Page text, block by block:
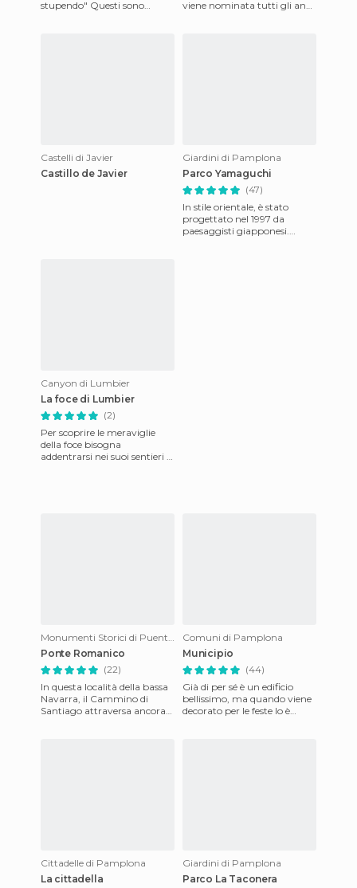
stupendo" Questi sono
viene nominata tutti gli anni
Castelli di Javier
Castillo de Javier
Giardini di Pamplona
Parco Yamaguchi
(47)
In stile orientale, è stato
progettato nel 1997 da
paesaggisti giapponesi.
Canyon di Lumbier
La foce di Lumbier
(2)
Per scoprire le meraviglie
della foce bisogna
addentrarsi nei suoi sentieri e
Monumenti Storici di Puente la Reina
Ponte Romanico
(22)
In questa località della bassa
Navarra, il Cammino di
Santiago attraversa ancora
Comuni di Pamplona
Municipio
(44)
Già di per sé è un edificio
bellissimo, ma quando viene
decorato per le feste lo è
Cittadelle di Pamplona
La cittadella
Giardini di Pamplona
Parco La Taconera